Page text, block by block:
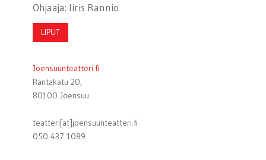
Ohjaaja: Iiris Rannio
LIPUT
Joensuunteatteri.fi
Rantakatu 20,
80100 Joensuu
teatteri[at]joensuunteatteri.fi
050 437 1089